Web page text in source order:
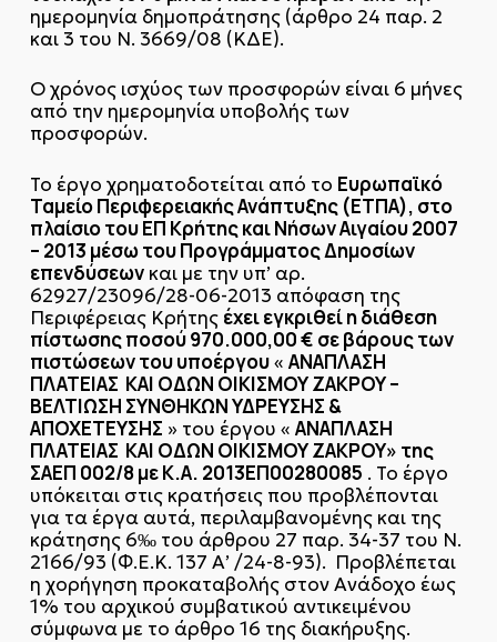
ημερομηνία δημοπράτησης (άρθρο 24 παρ. 2
και 3 του Ν. 3669/08 (ΚΔΕ).
Ο χρόνος ισχύος των προσφορών είναι 6 μήνες
από την ημερομηνία υποβολής των
προσφορών.
Το έργο χρηματοδοτείται από το Ευρωπαϊκό
Ταμείο Περιφερειακής Ανάπτυξης (ΕΤΠΑ), στο
πλαίσιο του ΕΠ Κρήτης και Νήσων Αιγαίου 2007
– 2013 μέσω του Προγράμματος Δημοσίων
επενδύσεωνκαι με την υπ’ αρ.
62927/23096/28-06-2013 απόφαση της
Περιφέρειας Κρήτης έχει εγκριθεί η διάθεση
πίστωσης ποσού 970.000,00 € σε βάρους των
πιστώσεων του υποέργου« ΑΝΑΠΛΑΣΗ
ΠΛΑΤΕΙΑΣ ΚΑΙ ΟΔΩΝ ΟΙΚΙΣΜΟΥ ΖΑΚΡΟΥ –
ΒΕΛΤΙΩΣΗ ΣΥΝΘΗΚΩΝ ΥΔΡΕΥΣΗΣ &
ΑΠΟΧΕΤΕΥΣΗΣ » του έργου « ΑΝΑΠΛΑΣΗ
ΠΛΑΤΕΙΑΣ ΚΑΙ ΟΔΩΝ ΟΙΚΙΣΜΟΥ ΖΑΚΡΟΥ» της
ΣΑΕΠ 002/8 με Κ.Α. 2013ΕΠ00280085 . Το έργο
υπόκειται στις κρατήσεις που προβλέπονται
για τα έργα αυτά, περιλαμβανομένης και της
κράτησης 6‰ του άρθρου 27 παρ. 34-37 του Ν.
2166/93 (Φ.Ε.Κ. 137 Α’ /24-8-93). Προβλέπεται
η χορήγηση προκαταβολής στον Ανάδοχο έως
1% του αρχικού συμβα­τικού αντικειμένου
σύμφωνα με το άρθρο 16 της διακήρυξης.